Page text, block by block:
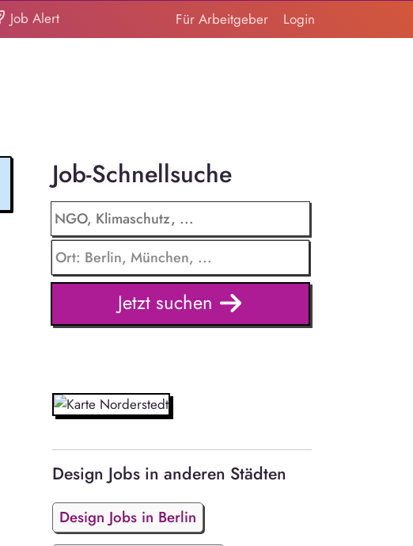
Job Alert Für Arbeitgeber Login
Job-Schnellsuche
Jetzt suchen
Design Jobs in anderen Städten
Design Jobs in Berlin